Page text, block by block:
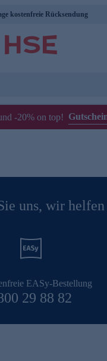
kostenfreie Rücksendung
-20% on top!
uns, wir helfen
EASy-Bestellung
29 88 82